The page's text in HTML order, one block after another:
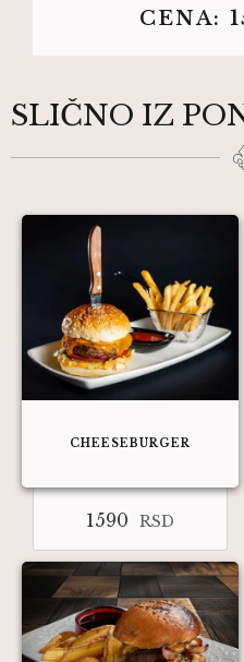
CENA:
SLIČNO IZ
CHEESEBURGER
1590 RSD